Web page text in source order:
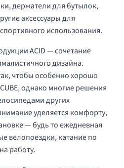
держатели для бутылок,
аксессуары для
использования.
ACID — сочетание
дизайна.
чтобы особенно хорошо
однако многие решения
других
уделяется комфорту,
— будь то ежедневная
велопоездки, катание по
работу.